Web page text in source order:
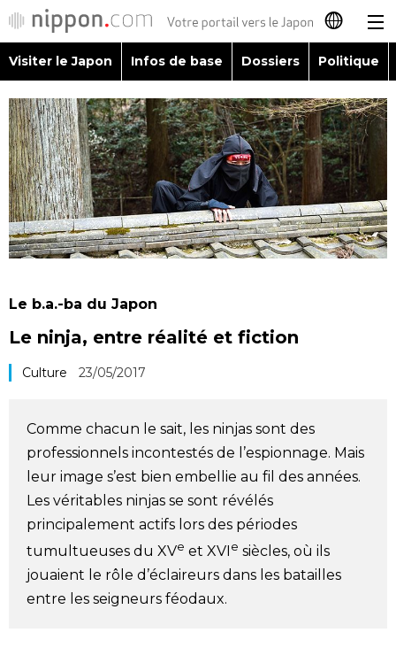
日本語
English
简体字
繁體字
Español
Русский
Visiter le Japon
Infos de base
Économie
Société
Culture
Gastronomie
Le japonais
Visiter le Japon Infos de base Dossiers Politique
Le b.a.-ba du Japon
Le ninja, entre réalité et fiction
Culture 23/05/2017
Comme chacun le sait, les ninjas sont des
professionnels incontestés de l’espionnage. Mais
leur image s’est bien embellie au fil des années.
Les véritables ninjas se sont révélés
principalement actifs lors des périodes
tumultueuses du XVe et XVI e siècles, où ils
jouaient le rôle d’éclaireurs dans les batailles
entre les seigneurs féodaux.